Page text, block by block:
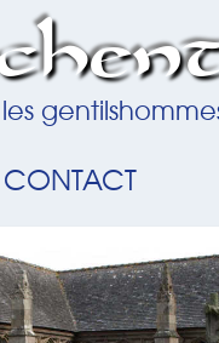
CONTACT